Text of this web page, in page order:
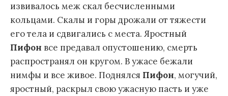
извивалось меж скал бесчисленными
кольцами. Скалы и горы дрожали от тяжести
его тела и сдвигались с места. Яростный
Пифон все предавал опустошению, смерть
распространял он кругом. В ужасе бежали
нимфы и все живое. Поднялся Пифон, могучий,
яростный, раскрыл свою ужасную пасть и уже